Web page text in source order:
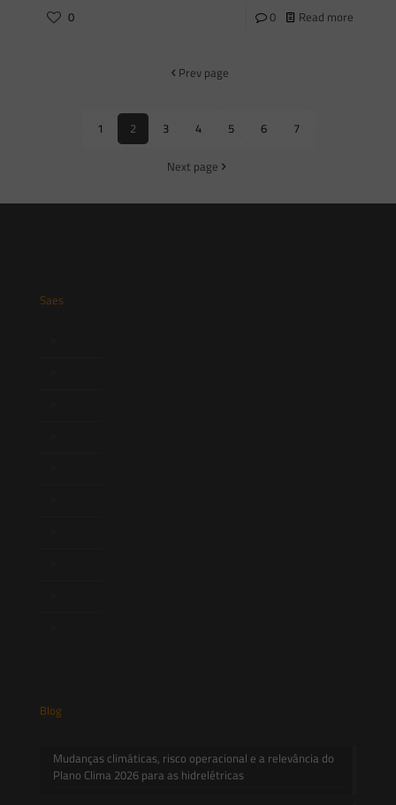
0 0 Read more
Prev page
1 2 3 4 5 6 7
Next page
Saes
Blog
Mudanças climáticas, risco operacional e a relevância do
Plano Clima 2026 para as hidrelétricas